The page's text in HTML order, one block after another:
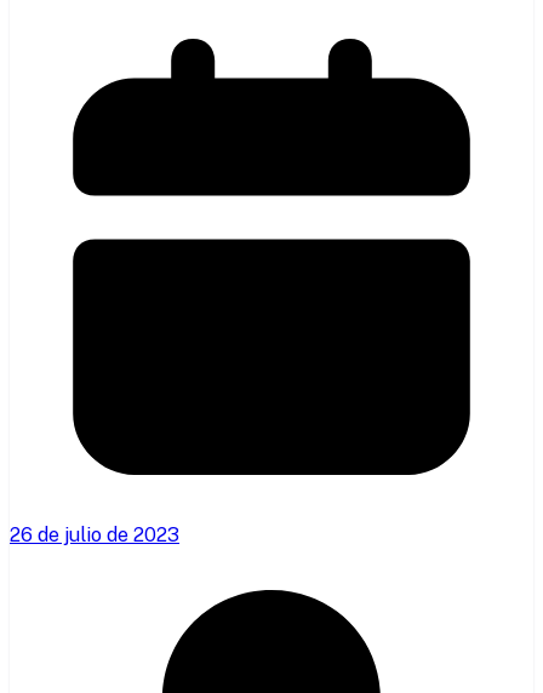
26 de julio de 2023